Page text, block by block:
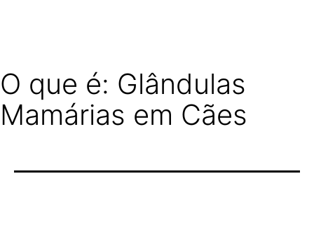
O que é: Glândulas
Mamárias em Cães